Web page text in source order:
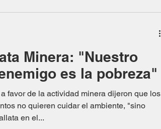
Minera: "Nuestro
es la pobreza"
favor de la actividad minera dijeron que los
no quieren cuidar el ambiente, "sino
en el...